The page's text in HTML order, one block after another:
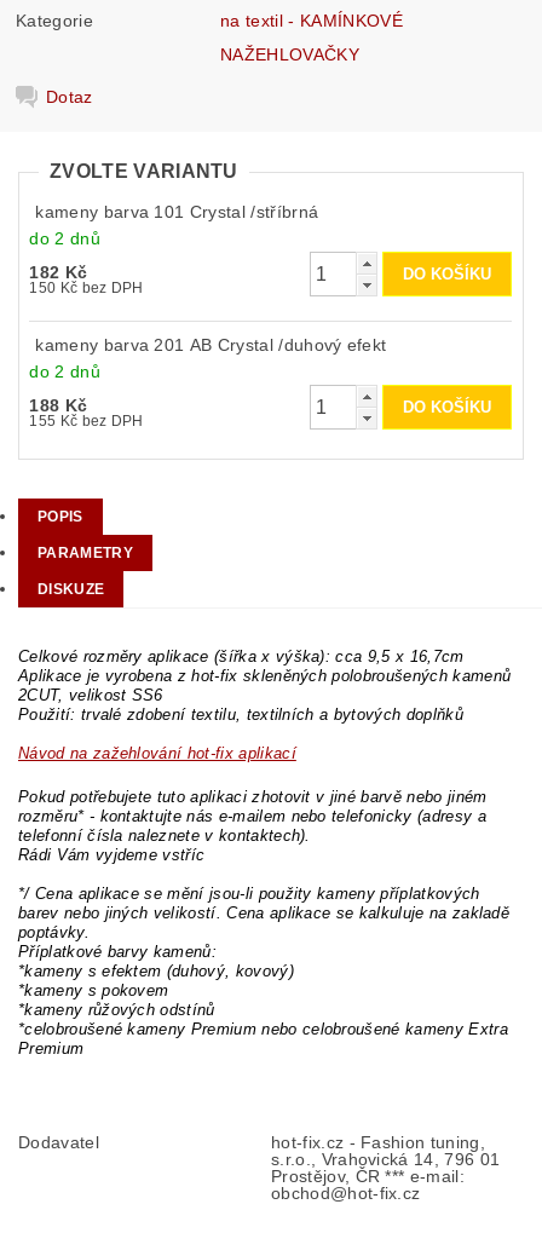
Kategorie
na textil - KAMÍNKOVÉ
NAŽEHLOVAČKY
Dotaz
ZVOLTE VARIANTU
kameny barva 101 Crystal /stříbrná
do 2 dnů
182 Kč
150 Kč bez DPH
kameny barva 201 AB Crystal /duhový efekt
do 2 dnů
188 Kč
155 Kč bez DPH
POPIS
PARAMETRY
DISKUZE
Celkové rozměry aplikace (šířka x výška): cca 9,5 x 16,7cm
Aplikace je vyrobena z hot-fix skleněných polobroušených kamenů
2CUT, velikost SS6
Použití: trvalé zdobení textilu, textilních a bytových doplňků
Návod na zažehlování hot-fix aplikací
Pokud potřebujete tuto aplikaci zhotovit v jiné barvě nebo jiném
rozměru* - kontaktujte nás e-mailem nebo telefonicky (adresy a
telefonní čísla naleznete v kontaktech).
Rádi Vám vyjdeme vstříc
*/ Cena aplikace se mění jsou-li použity kameny příplatkových
barev nebo jiných velikostí. Cena aplikace se kalkuluje na zakladě
poptávky.
Příplatkové barvy kamenů:
*kameny s efektem (duhový, kovový)
*kameny s pokovem
*kameny růžových odstínů
*celobroušené kameny Premium nebo celobroušené kameny Extra
Premium
Dodavatel
hot-fix.cz - Fashion tuning,
s.r.o., Vrahovická 14, 796 01
Prostějov, ČR *** e-mail:
obchod@hot-fix.cz